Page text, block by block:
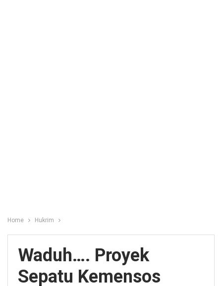
Home Hukrim
Waduh…. Proyek
Sepatu Kemensos